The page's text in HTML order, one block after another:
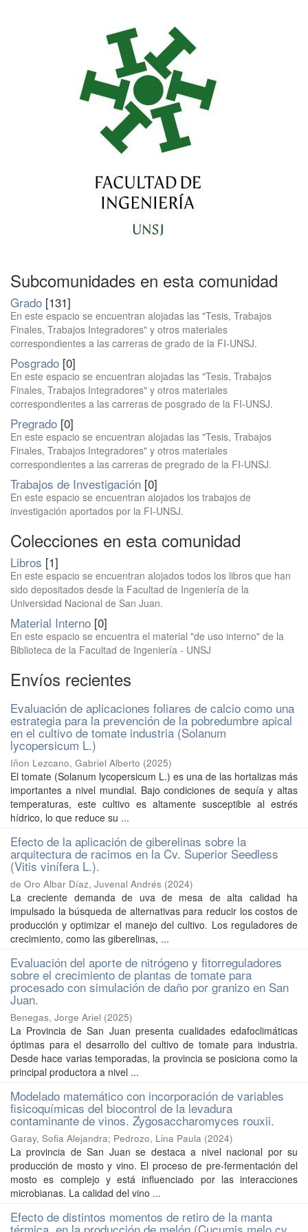
Subcomunidades en esta comunidad
Grado [131]
En este espacio se encuentran alojadas las "Tesis, Trabajos
Finales, Trabajos Integradores" y otros materiales
correspondientes a las carreras de grado de la FI-UNSJ.
Posgrado [0]
En este espacio se encuentran alojadas las "Tesis, Trabajos
Finales, Trabajos Integradores" y otros materiales
correspondientes a las carreras de posgrado de la FI-UNSJ.
Pregrado [0]
En este espacio se encuentran alojadas las "Tesis, Trabajos
Finales, Trabajos Integradores" y otros materiales
correspondientes a las carreras de pregrado de la FI-UNSJ.
Trabajos de Investigación [0]
En este espacio se encuentran alojados los trabajos de
investigación aportados por la FI-UNSJ.
Colecciones en esta comunidad
Libros [1]
En este espacio se encuentran alojados todos los libros que han
sido depositados desde la Facultad de Ingeniería de la
Universidad Nacional de San Juan.
Material Interno [0]
En este espacio se encuentra el material "de uso interno" de la
Biblioteca de la Facultad de Ingeniería - UNSJ
Envíos recientes
Evaluación de aplicaciones foliares de calcio como una
estrategia para la prevención de la pobredumbre apical
en el cultivo de tomate industria (Solanum
lycopersicum L.)
Iñon Lezcano, Gabriel Alberto (2025)
El tomate (Solanum lycopersicum L.) es una de las hortalizas más
importantes a nivel mundial. Bajo condiciones de sequía y altas
temperaturas, este cultivo es altamente susceptible al estrés
hídrico, lo que reduce su ...
Efecto de la aplicación de giberelinas sobre la
arquitectura de racimos en la Cv. Superior Seedless
(Vitis vinífera L.).
de Oro Albar Díaz, Juvenal Andrés (2024)
La creciente demanda de uva de mesa de alta calidad ha
impulsado la búsqueda de alternativas para reducir los costos de
producción y optimizar el manejo del cultivo. Los reguladores de
crecimiento, como las giberelinas, ...
Evaluación del aporte de nitrógeno y fitorreguladores
sobre el crecimiento de plantas de tomate para
procesado con simulación de daño por granizo en San
Juan.
Benegas, Jorge Ariel (2025)
La Provincia de San Juan presenta cualidades edafoclimáticas
óptimas para el desarrollo del cultivo de tomate para industria.
Desde hace varias temporadas, la provincia se posiciona como la
principal productora a nivel ...
Modelado matemático con incorporación de variables
fisicoquímicas del biocontrol de la levadura
contaminante de vinos. Zygosaccharomyces rouxii.
Garay, Sofia Alejandra; Pedrozo, Lina Paula (2024)
La provincia de San Juan se destaca a nivel nacional por su
producción de mosto y vino. El proceso de pre-fermentación del
mosto es complejo y está influenciado por las interacciones
microbianas. La calidad del vino ...
Efecto de distintos momentos de retiro de la manta